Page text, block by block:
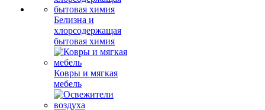
Белизна и
хлорсодержащая
бытовая химия
Ковры и мягкая
мебель